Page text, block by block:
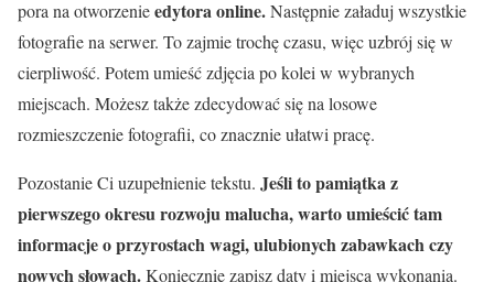
pora na otworzenieedytora online.Następnie załaduj wszystkie
fotografie na serwer. To zajmie trochę czasu, więc uzbrój się w
cierpliwość. Potem umieść zdjęcia po kolei w wybranych
miejscach. Możesz także zdecydować się na losowe
rozmieszczenie fotografii, co znacznie ułatwi pracę.
Pozostanie Ci uzupełnienie tekstu. Jeśli to pamiątka z
pierwszego okresu rozwoju malucha, warto umieścić tam
informacje o przyrostach wagi, ulubionych zabawkach czy
nowych słowach.Koniecznie zapisz daty i miejsca wykonania.